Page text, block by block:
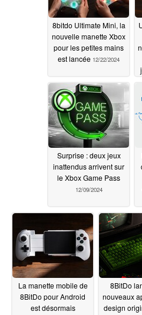
8bitdo Ultimate Mini, la
nouvelle manette Xbox
pour les petites mains
est lancée 12/22/2024
Surprise : deux jeux
inattendus arrivent sur
le Xbox Game Pass
12/09/2024
La manette mobile de
8BitDo pour Android
est désormais
8BitDo
nouveaux
design